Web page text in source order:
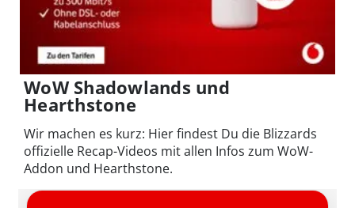
WoW Shadowlands und
Hearthstone
Wir machen es kurz: Hier findest Du die Blizzards
offizielle Recap-Videos mit allen Infos zum WoW-
Addon und Hearthstone.